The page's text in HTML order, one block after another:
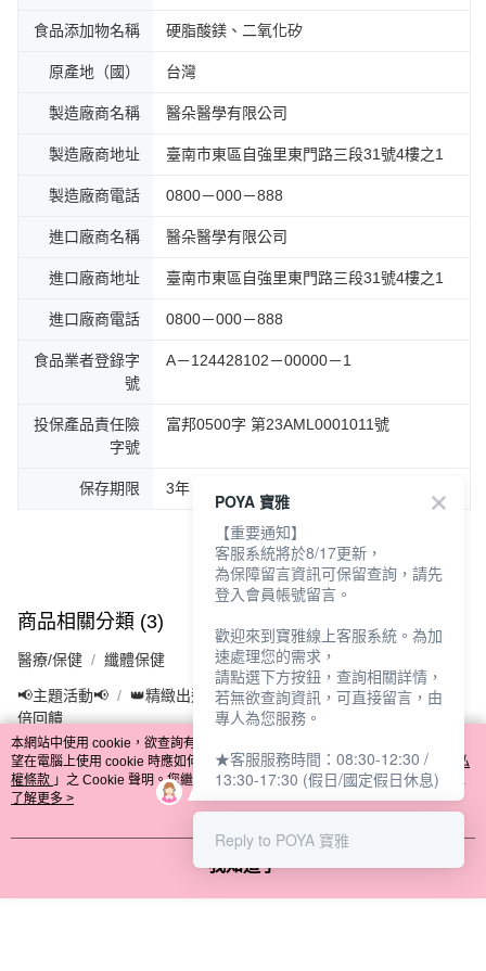
食品添加物名稱 硬脂酸鎂、二氧化矽
原產地（國） 台灣
製造廠商名稱 醫朵醫學有限公司
製造廠商地址 臺南市東區自強里東門路三段31號4樓之1
製造廠商電話 0800－000－888
進口廠商名稱 醫朵醫學有限公司
進口廠商地址 臺南市東區自強里東門路三段31號4樓之1
進口廠商電話 0800－000－888
食品業者登錄字
號
A－124428102－00000－1
投保產品責任險
字號
富邦0500字 第23AML0001011號
保存期限 3年
商品相關分類 (3)
醫療/保健 纖體保健
📢主題活動📢 👑精緻出遊指南 08/05-08/18
滿$688享點數8%
倍回饋
評價
🔻你可能會喜歡
本網站中使用 cookie，欲查詢有關本網站使用 cookie 方式之詳情，及若您不希
望在電腦上使用 cookie 時應如何變更電腦的 cookie 設定，請參閱本網站「
隱私
權條款 」之 Cookie 聲明。您繼續使用本網站即表示您同意本公司得按本網站使
用條款之 Cookie 聲明使用 cookie。
了解更多 >
我知道了
POYA 寶雅
【重要通知】
客服系統將於8/17更新，
為保障留言資訊可保留查詢，請先
登入會員帳號留言。
歡迎來到寶雅線上客服系統。為加
速處理您的需求，
請點選下方按鈕，查詢相關詳情，
若無欲查詢資訊，可直接留言，由
專人為您服務。
★客服服務時間：08:30-12:30 /
13:30-17:30 (假日/國定假日休息)
Reply to POYA 寶雅